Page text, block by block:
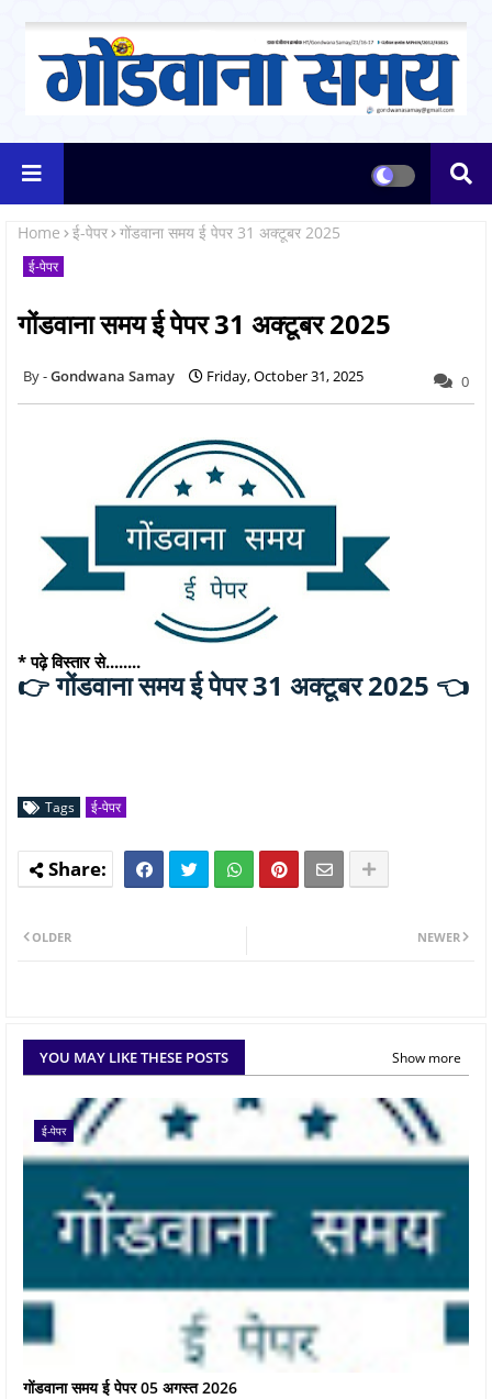
Home ई-पेपर गोंडवाना समय ई पेपर 31 अक्टूबर 2025
ई-पेपर
गोंडवाना समय ई पेपर 31 अक्टूबर 2025
Gondwana Samay Friday, October 31, 2025 0
* पढ़े विस्तार से........
👉 गोंडवाना समय ई पेपर 31 अक्टूबर 2025 👈
Tags ई-पेपर
NEWER
OLDER
YOU MAY LIKE THESE POSTS Show more
ई-पेपर
गोंडवाना समय ई पेपर 05 अगस्त 2026